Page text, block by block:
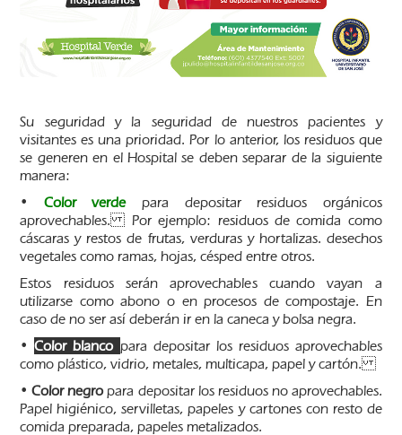
Su seguridad y la seguridad de nuestros pacientes y
visitantes es una prioridad. Por lo anterior, los residuos que
se generen en el Hospital se deben separar de la siguiente
manera:
• Color verdepara depositar residuos orgánicos
aprovechables. Por ejemplo: residuos de comida como
cáscaras y restos de frutas, verduras y hortalizas. desechos
vegetales como ramas, hojas, césped entre otros.
Estos residuos serán aprovechables cuando vayan a
utilizarse como abono o en procesos de compostaje. En
caso de no ser así deberán ir en la caneca y bolsa negra.
•Color blanco para depositar los residuos aprovechables
como plástico, vidrio, metales, multicapa, papel y cartón.
•Color negropara depositar los residuos no aprovechables.
Papel higiénico, servilletas, papeles y cartones con resto de
comida preparada, papeles metalizados.